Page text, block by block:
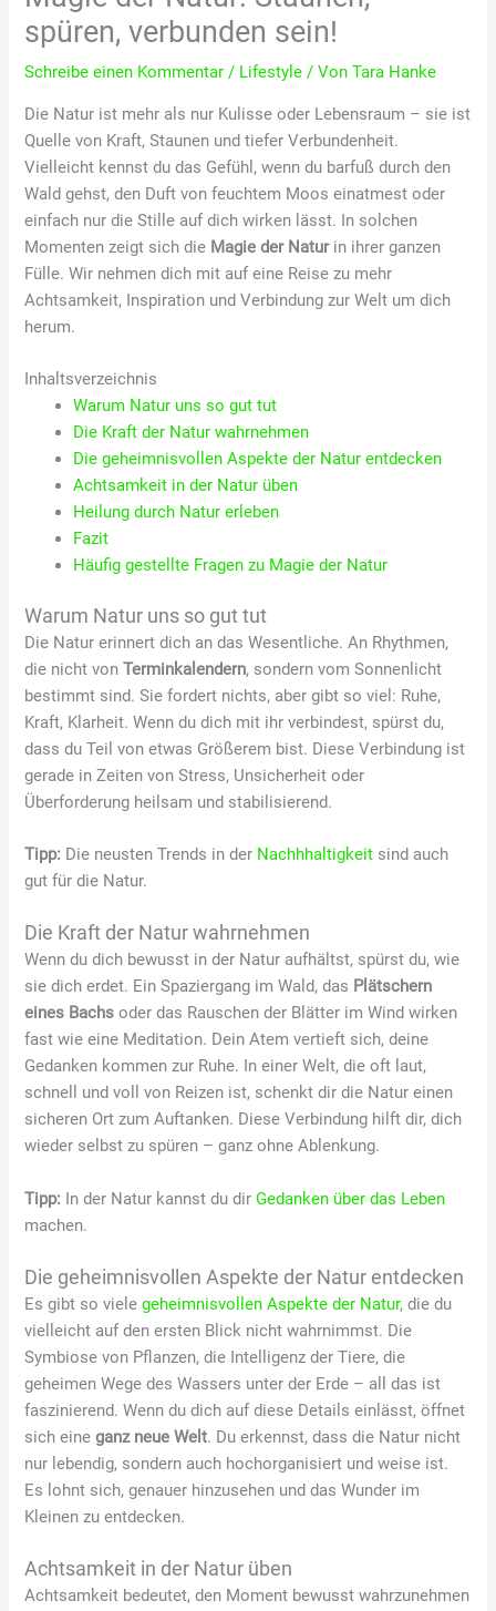
spüren, verbunden sein!
Schreibe einen Kommentar / Lifestyle / VonTara Hanke
Die Natur ist mehr als nur Kulisse oder Lebensraum – sie ist
Quelle von Kraft, Staunen und tiefer Verbundenheit.
Vielleicht kennst du das Gefühl, wenn du barfuß durch den
Wald gehst, den Duft von feuchtem Moos einatmest oder
einfach nur die Stille auf dich wirken lässt. In solchen
Momenten zeigt sich die Magie der Naturin ihrer ganzen
Fülle. Wir nehmen dich mit auf eine Reise zu mehr
Achtsamkeit, Inspiration und Verbindung zur Welt um dich
herum.
Inhaltsverzeichnis
Warum Natur uns so gut tut
Die Kraft der Natur wahrnehmen
Die geheimnisvollen Aspekte der Natur entdecken
Achtsamkeit in der Natur üben
Heilung durch Natur erleben
Fazit
Häufig gestellte Fragen zu Magie der Natur
Warum Natur uns so gut tut
Die Natur erinnert dich an das Wesentliche. An Rhythmen,
die nicht vonTerminkalendern, sondern vom Sonnenlicht
bestimmt sind. Sie fordert nichts, aber gibt so viel: Ruhe,
Kraft, Klarheit. Wenn du dich mit ihr verbindest, spürst du,
dass du Teil von etwas Größerem bist. Diese Verbindung ist
gerade in Zeiten von Stress, Unsicherheit oder
Überforderung heilsam und stabilisierend.
Tipp: Die neusten Trends in der Nachhhaltigkeit sind auch
gut für die Natur.
Die Kraft der Natur wahrnehmen
Wenn du dich bewusst in der Natur aufhältst, spürst du, wie
sie dich erdet. Ein Spaziergang im Wald, das Plätschern
eines Bachs oder das Rauschen der Blätter im Wind wirken
fast wie eine Meditation. Dein Atem vertieft sich, deine
Gedanken kommen zur Ruhe. In einer Welt, die oft laut,
schnell und voll von Reizen ist, schenkt dir die Natur einen
sicheren Ort zum Auftanken. Diese Verbindung hilft dir, dich
wieder selbst zu spüren – ganz ohne Ablenkung.
Tipp: In der Natur kannst du dirGedanken über das Leben
machen.
Die geheimnisvollen Aspekte der Natur entdecken
Es gibt so vielegeheimnisvollen Aspekte der Natur, die du
vielleicht auf den ersten Blick nicht wahrnimmst. Die
Symbiose von Pflanzen, die Intelligenz der Tiere, die
geheimen Wege des Wassers unter der Erde – all das ist
faszinierend. Wenn du dich auf diese Details einlässt, öffnet
sich eineganz neue Welt. Du erkennst, dass die Natur nicht
nur lebendig, sondern auch hochorganisiert und weise ist.
Es lohnt sich, genauer hinzusehen und das Wunder im
Kleinen zu entdecken.
Achtsamkeit in der Natur üben
Achtsamkeit bedeutet, den Moment bewusst wahrzunehmen